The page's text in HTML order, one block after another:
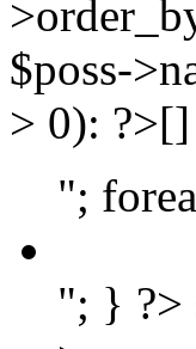
$poss-
> 0): ?>[]
";
"; } ?>